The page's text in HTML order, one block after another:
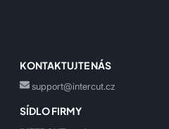
KONTAKTUJTE NÁS
support@intercut.cz
SÍDLO FIRMY